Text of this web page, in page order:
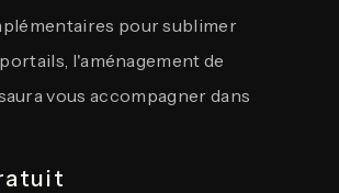
pour sublimer
l'aménagement de
vous accompagner dans